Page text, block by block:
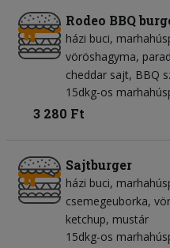
Rodeo BBQ
házi buci
vöröshagyma
cheddar sajt BBQ
15dkg-os
3 280 Ft
Sajtburger
házi buci
csemegeuborka
ketchup mustár
15dkg-os